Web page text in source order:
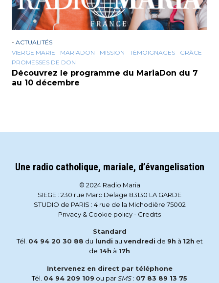
- ACTUALITÉS
VIERGE MARIE
MARIADON MISSION TÉMOIGNAGES
GRÂCE
PROMESSES DE DON
Découvrez le programme du MariaDon du 7
au 10 décembre
Une radio catholique, mariale, d’évangelisation
© 2024 Radio Maria
SIEGE : 230 rue Marc Delage 83130 LA GARDE
STUDIO de PARIS : 4 rue de la Michodière 75002
Privacy & Cookie policy- Credits
Standard
Tél. 04 94 20 30 88 du lundi au vendredi de 9h à 12h et
de 14h à 17h
Intervenez en direct par téléphone
Tél. 04 94 209 109 ou parSMS : 07 83 89 13 75